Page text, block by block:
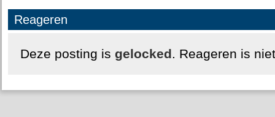
Reageren
Deze posting is gelocked. Reageren is